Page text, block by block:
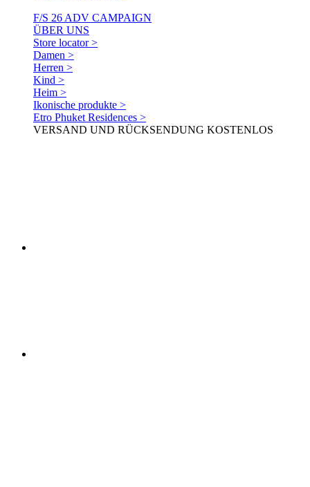
F/S 26 ADV CAMPAIGN
ÜBER UNS
Store locator >
Damen >
Herren >
Kind >
Heim >
Ikonische produkte >
Etro Phuket Residences >
VERSAND UND RÜCKSENDUNG KOSTENLOS